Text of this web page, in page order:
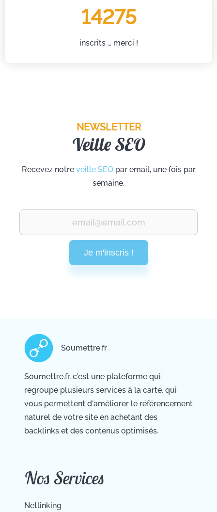
14275
inscrits … merci !
NEWSLETTER
Veille SEO
Recevez notre veille SEOpar email, une fois par
semaine.
Je m'inscris !
Soumettre.fr
Soumettre.fr, c'est une plateforme qui
regroupe plusieurs services à la carte, qui
vous permettent d'améliorer le référencement
naturel de votre site en achetant des
backlinks et des contenus optimisés.
Nos Services
Netlinking